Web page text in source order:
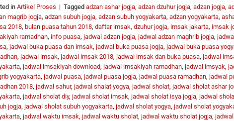
in Artikel Proses | Tagged adzan ashar jogja, adzan dzuhur jogja, adzan jogja,
magrib jogja, adzan subuh jogja, adzan subuh yogyakarta, adzan yogyakarta,
2018, bulan puasa tahun 2018, daftar imsak, dzuhur jogja, imsak jakarta, imsak
ramadhan, info puasa, jadwal adzan jogja, jadwal adzan maghrib jogja,
, jadwal buka puasa dan imsak, jadwal buka puasa jogja, jadwal buka puasa
, jadwal imsak, jadwal imsak 2018, jadwal imsak dan buka puasa, jadwal
, jadwal imsakiyah download, jadwal imsakiyah ramadhan, jadwal imsyak,
yogyakarta, jadwal puasa, jadwal puasa jogja, jadwal puasa ramadhan, jadwal
2018, jadwal sahur, jadwal shalat yogya, jadwal sholat, jadwal sholat ashar
, jadwal sholat diy, jadwal sholat imsak, jadwal sholat isya jogja, jadwal
jogja, jadwal sholat subuh yogyakarta, jadwal sholat yogya, jadwal sholat
, jadwal waktu imsak, jadwal waktu sholat, jadwal waktu sholat jogja,